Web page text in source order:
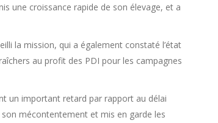
une croissance rapide de son élevage, et a
la mission, qui a également constaté l’état
au profit des PDI pour les campagnes
un important retard par rapport au délai
mécontentement et mis en garde les